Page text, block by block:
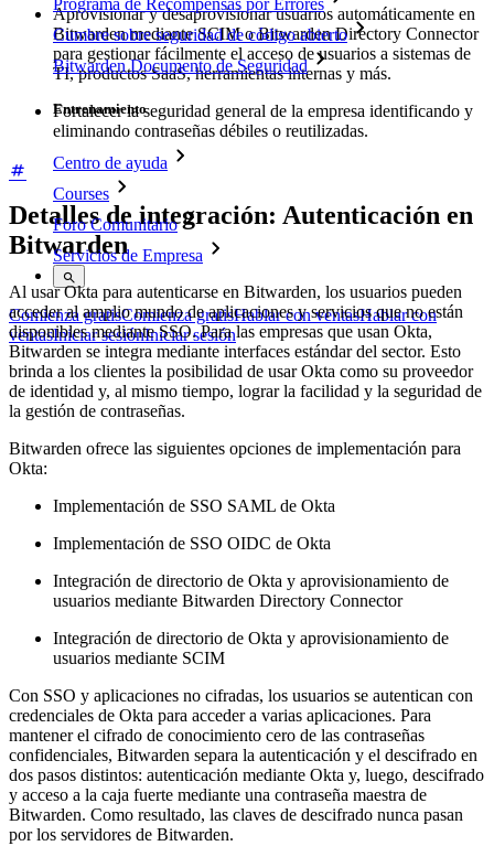
Programa de Recompensas por Errores
Cumbre sobre seguridad de código abierto
Bitwarden Documento de Seguridad
Entrenamiento
Centro de ayuda
Courses
Foro Comunitario
Servicios de Empresa
Comienza gratisComienza gratisHablar con ventasHablar con
ventasIniciar sesiónIniciar sesión
Aprovisionar y desaprovisionar usuarios automáticamente en
Bitwarden mediante SCIM o Bitwarden Directory Connector
para gestionar fácilmente el acceso de usuarios a sistemas de
TI, productos SaaS, herramientas internas y más.
Fortalecer la seguridad general de la empresa identificando y
eliminando contraseñas débiles o reutilizadas.
Detalles de integración: Autenticación en
Bitwarden
Al usar Okta para autenticarse en Bitwarden, los usuarios pueden
acceder al amplio mundo de aplicaciones y servicios que no están
disponibles mediante SSO. Para las empresas que usan Okta,
Bitwarden se integra mediante interfaces estándar del sector. Esto
brinda a los clientes la posibilidad de usar Okta como su proveedor
de identidad y, al mismo tiempo, lograr la facilidad y la seguridad de
la gestión de contraseñas.
Bitwarden ofrece las siguientes opciones de implementación para
Okta:
Implementación de SSO SAML de Okta
Implementación de SSO OIDC de Okta
Integración de directorio de Okta y aprovisionamiento de
usuarios mediante Bitwarden Directory Connector
Integración de directorio de Okta y aprovisionamiento de
usuarios mediante SCIM
Con SSO y aplicaciones no cifradas, los usuarios se autentican con
credenciales de Okta para acceder a varias aplicaciones. Para
mantener el cifrado de conocimiento cero de las contraseñas
confidenciales, Bitwarden separa la autenticación y el descifrado en
dos pasos distintos: autenticación mediante Okta y, luego, descifrado
y acceso a la caja fuerte mediante una contraseña maestra de
Bitwarden. Como resultado, las claves de descifrado nunca pasan
por los servidores de Bitwarden.